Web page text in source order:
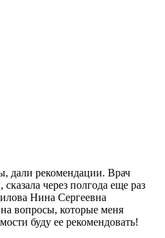
дали рекомендации. Врач
через полгода еще раз
Нина Сергеевна
вопросы, которые меня
буду ее рекомендовать!